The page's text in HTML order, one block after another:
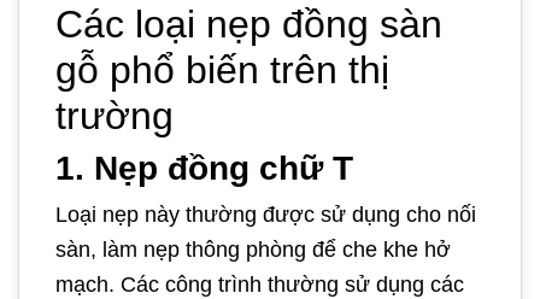
Các loại nẹp đồng sàn
gỗ phổ biến trên thị
trường
1. Nẹp đồng chữ T
Loại nẹp này thường được sử dụng cho nối
sàn, làm nẹp thông phòng để che khe hở
mạch. Các công trình thường sử dụng các